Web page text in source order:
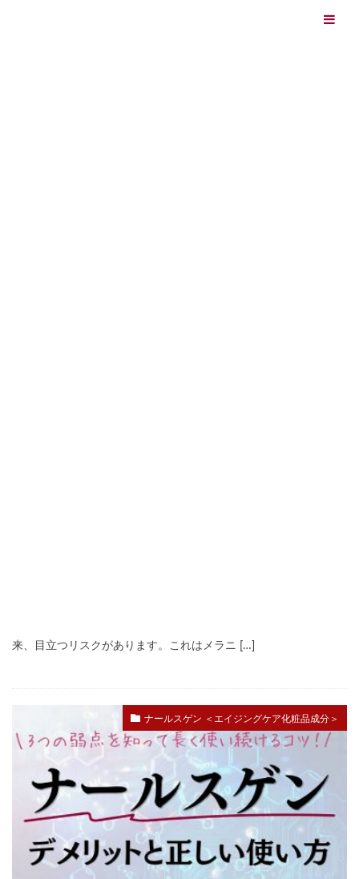
来、目立つリスクがあります。これはメラニ […]
ナールスゲン ＜エイジングケア化粧品成分＞